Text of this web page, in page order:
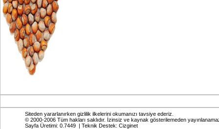
Siteden yararlanırken gizlilik ilkelerini okumanızı tavsiye ederiz.
© 2000-2006 Tüm hakları saklıdır. İzinsiz ve kaynak gösterilemeden
Sayfa Üretimi: 0.7449 | Teknik Destek: Cizginet